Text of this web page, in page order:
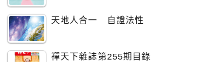
天地人合一 自證法性
禪天下雜誌第255期目錄